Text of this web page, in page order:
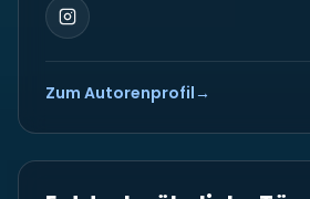
Zum Autorenprofil→